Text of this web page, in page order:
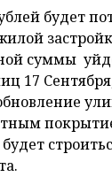
будет
суммы
17